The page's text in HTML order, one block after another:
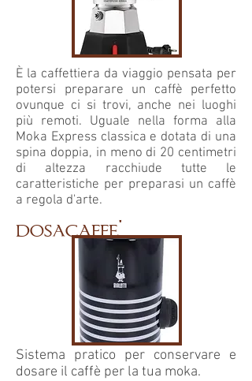
È la caffettiera da viaggio pensata per
potersi preparare un caffè perfetto
ovunque ci si trovi, anche nei luoghi
più remoti. Uguale nella forma alla
Moka Express classica e dotata di una
spina doppia, in meno di 20 centimetri
di altezza racchiude tutte le
caratteristiche per preparasi un caffè
a regola d'arte.
dosacaffe'
Sistema pratico per conservare e
dosare il caffè per la tua moka.